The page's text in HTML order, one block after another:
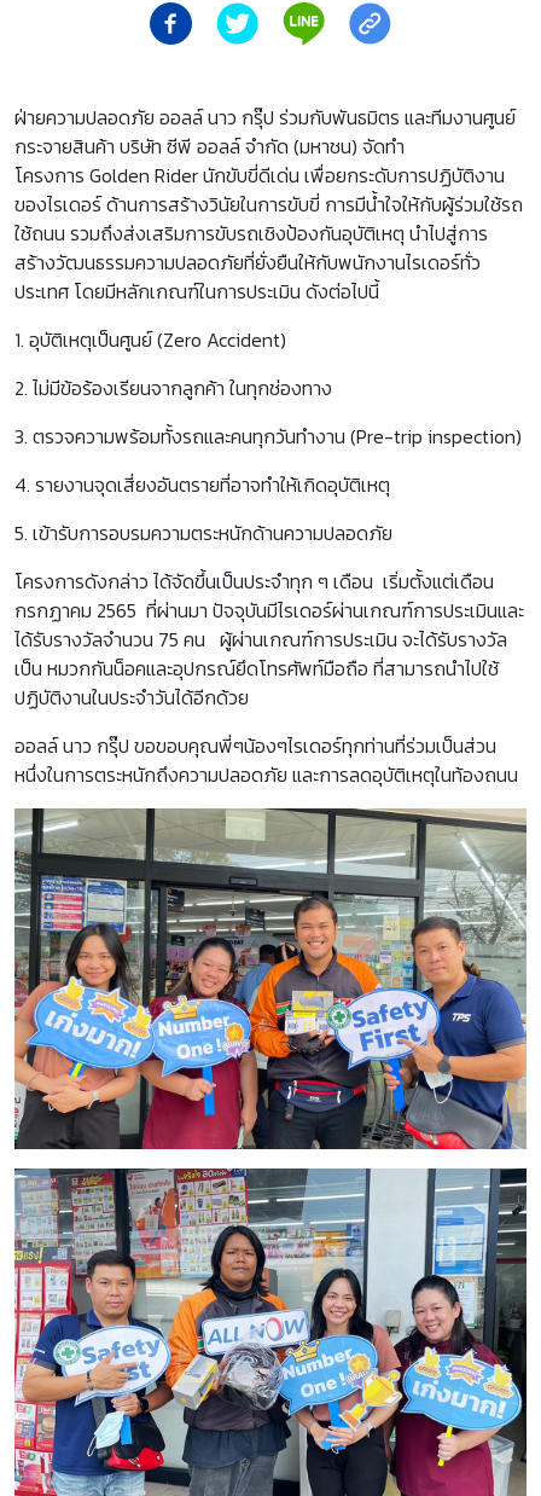
ฝ่ายความปลอดภัย ออลล์ นาว กรุ๊ป ร่วมกับพันธมิตร และทีมงานศูนย์
กระจายสินค้า บริษัท ซีพี ออลล์ จำกัด (มหาชน) จัดทำ
โครงการ Golden Rider นักขับขี่ดีเด่น เพื่อยกระดับการปฏิบัติงาน
ของไรเดอร์ ด้านการสร้างวินัยในการขับขี่ การมีน้ำใจให้กับผู้ร่วมใช้รถ
ใช้ถนน รวมถึงส่งเสริมการขับรถเชิงป้องกันอุบัติเหตุ นำไปสู่การ
สร้างวัฒนธรรมความปลอดภัยที่ยั่งยืนให้กับพนักงานไรเดอร์ทั่ว
ประเทศ โดยมีหลักเกณฑ์ในการประเมิน ดังต่อไปนี้
1. อุบัติเหตุเป็นศูนย์ (Zero Accident)
2. ไม่มีข้อร้องเรียนจากลูกค้า ในทุกช่องทาง
3. ตรวจความพร้อมทั้งรถและคนทุกวันทำงาน (Pre-trip inspection)
4. รายงานจุดเสี่ยงอันตรายที่อาจทำให้เกิดอุบัติเหตุ
5. เข้ารับการอบรมความตระหนักด้านความปลอดภัย
โครงการดังกล่าว ได้จัดขึ้นเป็นประจำทุก ๆ เดือน เริ่มตั้งแต่เดือน
กรกฏาคม 2565 ที่ผ่านมา ปัจจุบันมีไรเดอร์ผ่านเกณฑ์การประเมินและ
ได้รับรางวัลจำนวน 75 คน ผู้ผ่านเกณฑ์การประเมิน จะได้รับรางวัล
เป็น หมวกกันน็อคและอุปกรณ์ยึดโทรศัพท์มือถือ ที่สามารถนำไปใช้
ปฏิบัติงานในประจำวันได้อีกด้วย
ออลล์ นาว กรุ๊ป ขอขอบคุณพี่ๆน้องๆไรเดอร์ทุกท่านที่ร่วมเป็นส่วน
หนึ่งในการตระหนักถึงความปลอดภัย และการลดอุบัติเหตุในท้องถนน